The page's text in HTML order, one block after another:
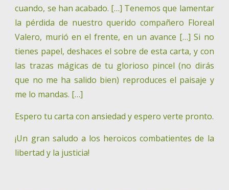
cuando, se han acabado. […] Tenemos que lamentar
la pérdida de nuestro querido compañero Floreal
Valero, murió en el frente, en un avance […] Si no
tienes papel, deshaces el sobre de esta carta, y con
las trazas mágicas de tu glorioso pincel (no dirás
que no me ha salido bien) reproduces el paisaje y
me lo mandas. […]
Espero tu carta con ansiedad y espero verte pronto.
¡Un gran saludo a los heroicos combatientes de la
libertad y la justicia!